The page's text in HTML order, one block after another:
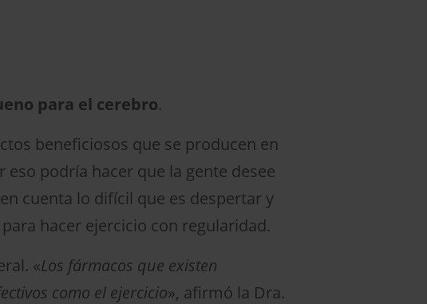
para el cerebro.
beneficiosos que se producen en
podría hacer que la gente desee
cuenta lo difícil que es despertar y
hacer ejercicio con regularidad.
«Los fármacos que existen
como el ejercicio», afirmó la Dra.